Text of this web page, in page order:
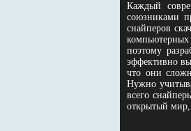
Каждый
союзниками
снайперов
компьютерных
поэтому
эффективно
что они
Нужно
всего
открытый мир,